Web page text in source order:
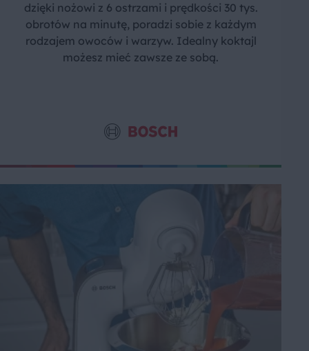
dzięki nożowi z 6 ostrzami i prędkości 30 tys.
obrotów na minutę, poradzi sobie z każdym
rodzajem owoców i warzyw. Idealny koktajl
możesz mieć zawsze ze sobą.